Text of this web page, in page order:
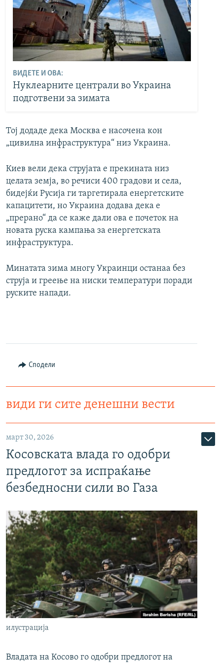
ВИДЕТЕ И ОВА:
Нуклеарните централи во Украина
подготвени за зимата
Тој додаде дека Москва е насочена кон
„цивилна инфраструктура“ низ Украина.
Киев вели дека струјата е прекината низ
целата земја, во речиси 400 градови и села,
бидејќи Русија ги таргетирала енергетските
капацитети, но Украина додава дека е
„прерано“ да се каже дали ова е почеток на
новата руска кампања за енергетската
инфраструктура.
Минатата зима многу Украинци останаа без
струја и греење на ниски температури поради
руските напади.
Сподели
види ги сите денешни вести
март 30, 2026
Косовската влада го одобри
предлогот за испраќање
безбедносни сили во Газа
илустрација
Владата на Косово го одобри предлогот на